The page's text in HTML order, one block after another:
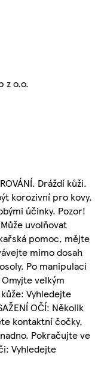
z o.o.
Dráždí kůži.
korozivní pro kovy.
účinky. Pozor!
uvolňovat
pomoc, mějte
mimo dosah
Po manipulaci
Omyjte velkým
Vyhledejte
OČÍ: Několik
kontaktní čočky,
Pokračujte ve
Vyhledejte